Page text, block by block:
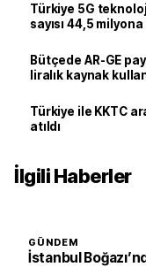
Türkiye 5G
sayısı 44,5 milyona
Bütçede AR-GE
liralık kaynak
Türkiye ile KKTC
atıldı
İlgili Haberler
GÜNDEM
İstanbul